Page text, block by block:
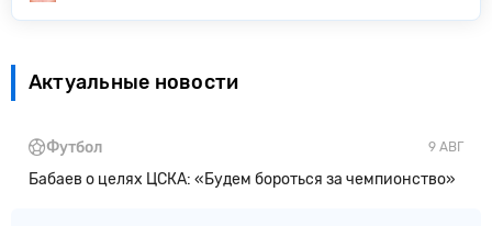
Актуальные новости
9 АВГ
Футбол
Бабаев о целях ЦСКА: «Будем бороться за чемпионство»